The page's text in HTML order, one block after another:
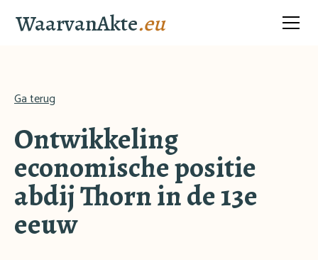
WaarvanAkte.eu
Ga terug
Ontwikkeling
economische positie
abdij Thorn in de 13e
eeuw